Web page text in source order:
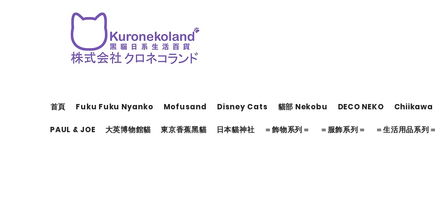
首頁 Fuku Fuku Nyanko Mofusand Disney Cats 貓部 Nekobu DECO NEKO Chiikawa
PAUL & JOE 大英博物館貓 東京香蕉黑貓 日本貓神社 ＝飾物系列＝ ＝服飾系列＝ ＝生活用品系列